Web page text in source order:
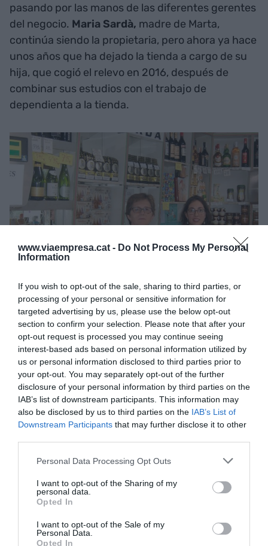
www.viaempresa.cat - Do Not Process My Personal
Information
If you wish to opt-out of the sale, sharing to third parties, or
processing of your personal or sensitive information for
targeted advertising by us, please use the below opt-out
section to confirm your selection. Please note that after your
opt-out request is processed you may continue seeing
interest-based ads based on personal information utilized by
us or personal information disclosed to third parties prior to
your opt-out. You may separately opt-out of the further
disclosure of your personal information by third parties on the
IAB’s list of downstream participants. This information may
also be disclosed by us to third parties on the IAB’s List of
Downstream Participants that may further disclose it to other
Personal Data Processing Opt Outs
I want to opt-out of the Sharing of my
personal data.
Opted In
I want to opt-out of the Sale of my
Personal Data.
Opted In
pasando por las manos de las diferentes gerentes
del negocio. Maria Sardà, madre de Marta,
continúa siendo la propietaria, pero ahora ya hace
unos años que ha dejado la tienda a cargo de su
hija, que cogió el relevo en 2016, después de
combinar sus estudios con el trabajo de
dependienta a la tienda.
Maria Sardà y Marta Izquierdo Sardà en la tienda
antes de la segunda reforma | Cedida
Y ella le dio al vuelta al negocio, siempre
manteniendo la esencia familiar y el cariz de
proximidad que desprende su trato y sus
productos. La reforma era condiciónsine qua non
para que la tienda no acabara con las persianas
bajadas y la familia aceptó su propuesta.
"Quisimos dar un aire más moderno siguiendo con
que antes no teníamos como el helado artesano y
la horchata en verano, que va ligado a lo que ya
hacían mi madre y mi abuela en invierno con los
turrones", explica.